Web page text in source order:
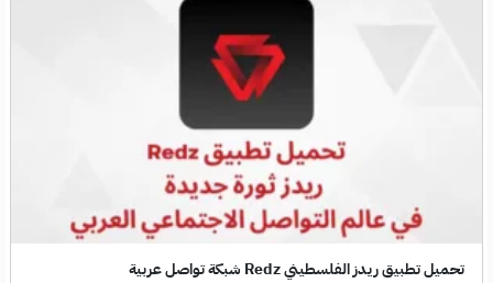
تحميل تطبيق ريدز الفلسطيني Redz شبكة تواصل عربية